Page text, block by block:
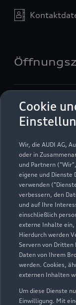
Cookie
Wir, die AUDI AG,
oder in
und Partnern
eigene und Dienste
verwenden
verbessern, den
und auf Ihre
einschließlich
externe Inhalte ein,
Hierdurch werden
Servern von Dritten
Daten von Ihrem
werden. Cookies,
externen Inhalten
Um diese Dienste
Einwilligung. Mit
Geöffnet
Geöffnet
Teile- &
Geöffnet